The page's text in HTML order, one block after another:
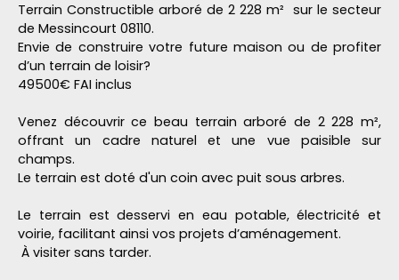
Terrain Constructible arboré de 2 228 m² sur le secteur
de Messincourt 08110.
Envie de construire votre future maison ou de profiter
d’un terrain de loisir?
49500€ FAI inclus
Venez découvrir ce beau terrain arboré de 2 228 m²,
offrant un cadre naturel et une vue paisible sur
champs.
Le terrain est doté d'un coin avec puit sous arbres.
Le terrain est desservi en eau potable, électricité et
voirie, facilitant ainsi vos projets d’aménagement.
À visiter sans tarder.